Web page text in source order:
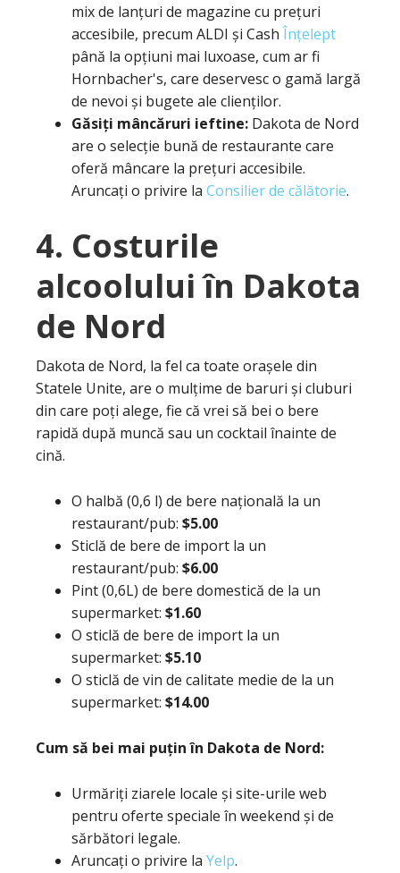
mix de lanțuri de magazine cu prețuri
accesibile, precum ALDI și Cash Înțelept
până la opțiuni mai luxoase, cum ar fi
Hornbacher's, care deservesc o gamă largă
de nevoi și bugete ale clienților.
Găsiți mâncăruri ieftine: Dakota de Nord
are o selecție bună de restaurante care
oferă mâncare la prețuri accesibile.
Aruncați o privire la Consilier de călătorie.
4. Costurile
alcoolului în Dakota
de Nord
Dakota de Nord, la fel ca toate orașele din
Statele Unite, are o mulțime de baruri și cluburi
din care poți alege, fie că vrei să bei o bere
rapidă după muncă sau un cocktail înainte de
cină.
O halbă (0,6 l) de bere națională la un
restaurant/pub: $5.00
Sticlă de bere de import la un
restaurant/pub: $6.00
Pint (0,6L) de bere domestică de la un
supermarket: $1.60
O sticlă de bere de import la un
supermarket: $5.10
O sticlă de vin de calitate medie de la un
supermarket: $14.00
Cum să bei mai puțin în Dakota de Nord:
Urmăriți ziarele locale și site-urile web
pentru oferte speciale în weekend și de
sărbători legale.
Aruncați o privire la Yelp.